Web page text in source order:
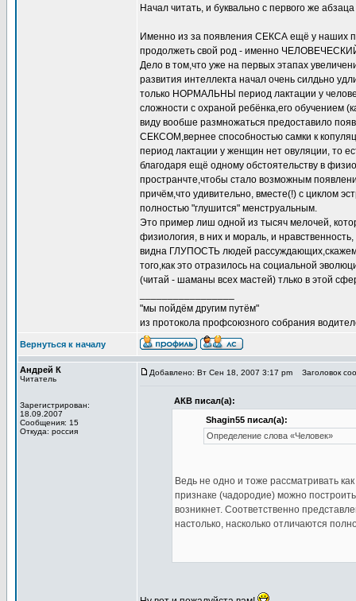
Начал читать, и буквально с первого же
Именно из за появления СЕКСА ещё у наших
продолжеть свой род - именно
Дело в том,что уже на первых этапах
развития интеллекта начал очень силдьно
только НОРМАЛЬНЫ период лактации у
сложности с охраной ребёнка,его обучением
виду вообше размножаться предоставило
СЕКСОМ,вернее способностью самки к
период лактации у женщин нет овуляции, то
благодаря ещё одному обстоятельству в
пространчте,чтобы стало возможным
причём,что удивительно, вместе(!) с циклом
полностью "глушится" менструальным.
Это пример лиш одной из тысяч мелочей,
физиология, в них и мораль, и
видна ГЛУПОСТЬ людей
того,как это отразилось на социальной
(читай - шаманы всех мастей) тлько в этой
"мы пойдём другим путём"
из протокола профсоюзного собрания
Вернуться к началу
Андрей К
Читатель
Зарегистрирован:
18.09.2007
Сообщения: 15
Откуда: россия
Добавлено: Вт Сен 18, 2007 3:17 pm Заголовок
АКВ писал(а):
Shagin55 писал(а):
Определение слова «Человек»
Ведь не одно и тоже рассматривать
признаке (чадородие) можно
возникнет. Соответственно
настолько, насколько отличаются